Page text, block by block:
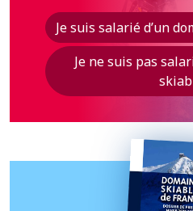
Je suis salarié d’un
Je ne suis pas